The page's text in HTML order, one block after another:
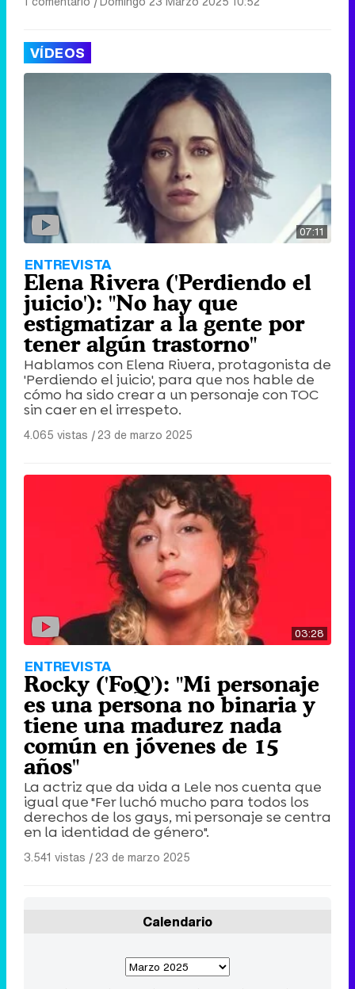
VÍDEOS
07:11
ENTREVISTA
Elena Rivera ('Perdiendo el
juicio'): "No hay que
estigmatizar a la gente por
tener algún trastorno"
Hablamos con Elena Rivera, protagonista de
'Perdiendo el juicio', para que nos hable de
cómo ha sido crear a un personaje con TOC
sin caer en el irrespeto.
4.065 vistas |23 de marzo 2025
03:28
ENTREVISTA
Rocky ('FoQ'): "Mi personaje
es una persona no binaria y
tiene una madurez nada
común en jóvenes de 15
años"
La actriz que da vida a Lele nos cuenta que
igual que "Fer luchó mucho para todos los
derechos de los gays, mi personaje se centra
en la identidad de género".
3.541 vistas |23 de marzo 2025
Calendario